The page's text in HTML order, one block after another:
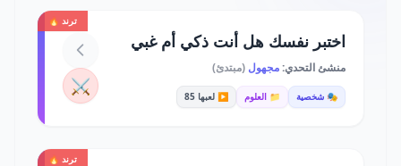
ترند 🔥
اختبر نفسك هل أنت ذكي أم غبي
منشئ التحدي:مجهول (مبتدئ)
🎭 شخصية 📁 العلوم ▶️ لعبها 85 ⚔️
ترند 🔥